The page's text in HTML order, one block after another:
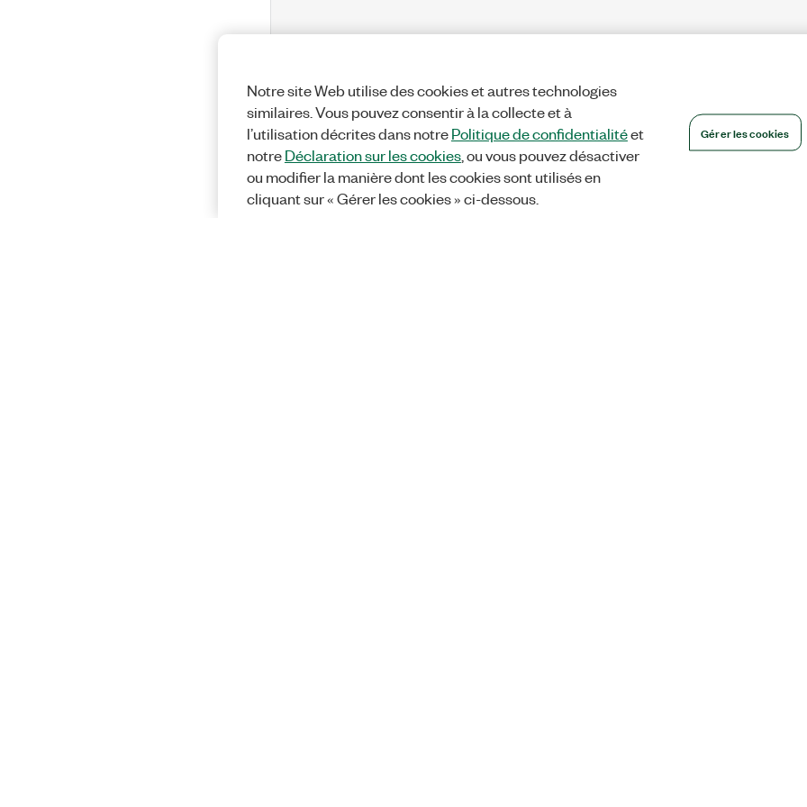
Notre site Web utilise des cookies et autres technologies
similaires. Vous pouvez consentir à la collecte et à
l’utilisation décrites dans notrePolitique de confidentialitéet
notreDéclaration sur les cookies, ou vous pouvez désactiver
ou modifier la manière dont les cookies sont utilisés en
cliquant sur « Gérer les cookies » ci-dessous.
Gérer les cookies